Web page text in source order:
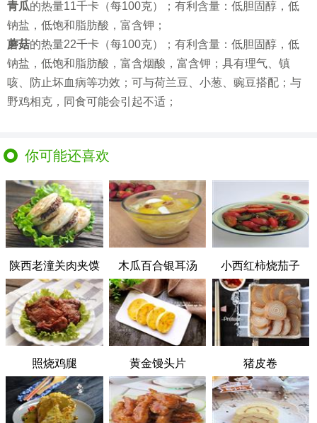
青瓜的热量11千卡（每100克）；有利含量：低胆固醇，低
钠盐，低饱和脂肪酸，富含钾；
蘑菇的热量22千卡（每100克）；有利含量：低胆固醇，低
钠盐，低饱和脂肪酸，富含烟酸，富含钾；具有理气、镇
咳、防止坏血病等功效；可与荷兰豆、小葱、豌豆搭配；与
野鸡相克，同食可能会引起不适；
你可能还喜欢
陕西老潼关肉夹馍 木瓜百合银耳汤 小西红柿烧茄子
照烧鸡腿 黄金馒头片 猪皮卷